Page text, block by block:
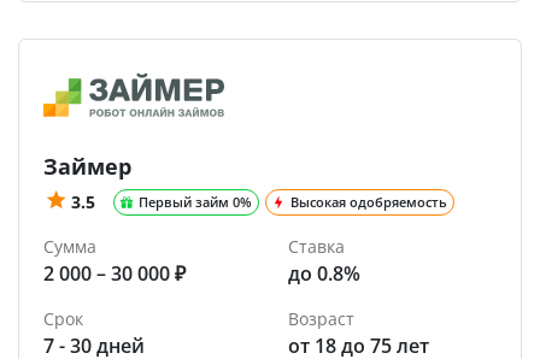
Займер
3.5 Первый займ 0% Высокая одобряемость
Сумма
2 000 – 30 000 ₽
Ставка
до 0.8%
Срок
7 - 30 дней
Возраст
от 18 до 75 лет